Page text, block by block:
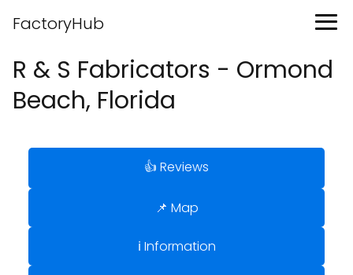
FactoryHub
R & S Fabricators - Ormond
Beach, Florida
👍 Reviews
📌 Map
ℹ️ Information